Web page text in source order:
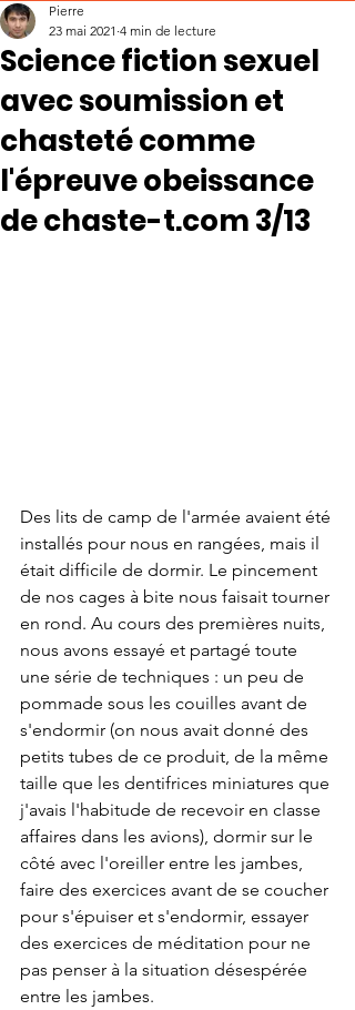
Science fiction sexuel
avec soumission et
chasteté comme
l'épreuve obeissance
de chaste-t.com 3/13
Pierre
23 mai 2021 4 min de lecture
Des lits de camp de l'armée avaient été
installés pour nous en rangées, mais il
était difficile de dormir. Le pincement
de nos cages à bite nous faisait tourner
en rond. Au cours des premières nuits,
nous avons essayé et partagé toute
une série de techniques : un peu de
pommade sous les couilles avant de
s'endormir (on nous avait donné des
petits tubes de ce produit, de la même
taille que les dentifrices miniatures que
j'avais l'habitude de recevoir en classe
affaires dans les avions), dormir sur le
côté avec l'oreiller entre les jambes,
faire des exercices avant de se coucher
pour s'épuiser et s'endormir, essayer
des exercices de méditation pour ne
pas penser à la situation désespérée
entre les jambes.